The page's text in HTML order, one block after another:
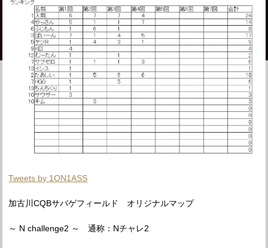
Tweets by 1ON1ASS
加古川CQBサバゲフィールド オリジナルマップ
～ N challenge2 ～ 通称：Nチャレ2